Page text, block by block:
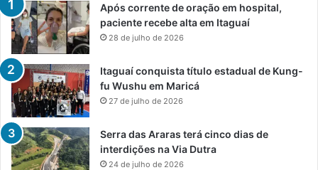
Após corrente de oração em hospital,
paciente recebe alta em Itaguaí
28 de julho de 2026
Itaguaí conquista título estadual de Kung-
fu Wushu em Maricá
27 de julho de 2026
Serra das Araras terá cinco dias de
interdições na Via Dutra
24 de julho de 2026